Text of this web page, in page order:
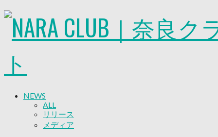
NEWS
ALL
リリース
メディア